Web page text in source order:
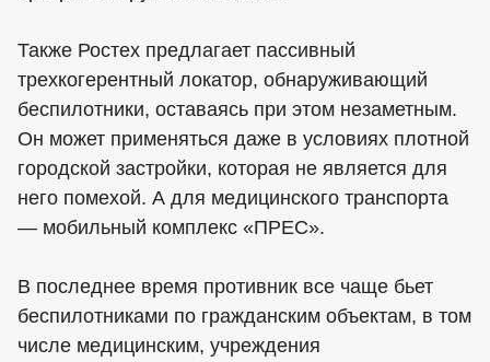
Также Ростех предлагает пассивный
трехкогерентный локатор, обнаруживающий
беспилотники, оставаясь при этом незаметным.
Он может применяться даже в условиях плотной
городской застройки, которая не является для
него помехой. А для медицинского транспорта
— мобильный комплекс «ПРЕС».
В последнее время противник все чаще бьет
беспилотниками по гражданским объектам, в том
числе медицинским, учреждения